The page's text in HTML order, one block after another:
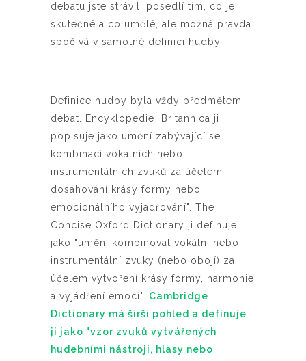
debatu jste strávili posedlí tím, co je
skutečné a co umělé, ale možná pravda
spočívá v samotné definici hudby.
Definice hudby byla vždy předmětem
debat. Encyklopedie Britannica ji
popisuje jako umění zabývající se
kombinací vokálních nebo
instrumentálních zvuků za účelem
dosahování krásy formy nebo
emocionálního vyjadřování". The
Concise Oxford Dictionary ji definuje
jako "umění kombinovat vokální nebo
instrumentální zvuky (nebo obojí) za
účelem vytvoření krásy formy, harmonie
a vyjádření emocí". Cambridge
Dictionary má širší pohled a definuje
ji jako "vzor zvuků vytvářených
hudebními nástroji, hlasy nebo